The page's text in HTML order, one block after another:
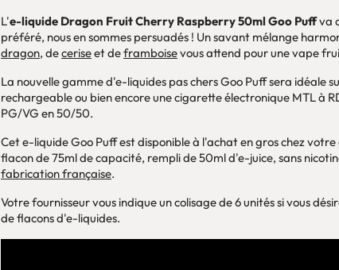
L'e-liquide Dragon Fruit Cherry Raspberry 50ml Goo Puffva
préféré, nous en sommes persuadés ! Un savant mélange
dragon, deceriseet deframboisevous attend pour une vape
La nouvelle gamme d'e-liquides pas chers Goo Puff sera idéale
rechargeable ou bien encore une cigarette électronique MTL à
PG/VG en 50/50.
Cet e-liquide Goo Puff est disponible à l'achat en gros chez votre
flacon de 75ml de capacité, rempli de 50ml d'e-juice, sans
fabrication française.
Votre fournisseur vous indique un colisage de 6 unités si vous
de flacons d'e-liquides.